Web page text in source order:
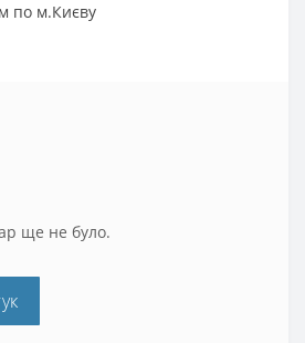
по м.Києву
ще не було.